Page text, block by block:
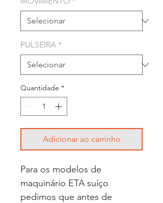
PULSEIRA *
Quantidade *
Adicionar ao carrinho
Para os modelos de
maquinário ETA suíço
pedimos que antes de